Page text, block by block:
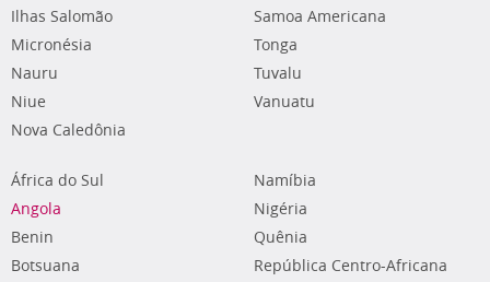
Ilhas Salomão
Micronésia
Nauru
Niue
Nova Caledônia
Samoa Americana
Tonga
Tuvalu
Vanuatu
África do Sul
Angola
Benin
Botsuana
Namíbia
Nigéria
Quênia
República Centro-Africana